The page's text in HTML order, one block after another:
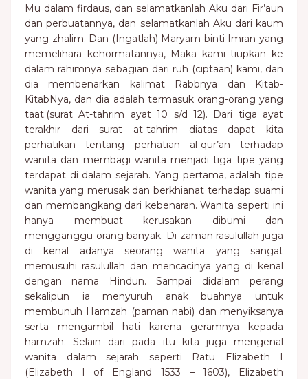
Mu dalam firdaus, dan selamatkanlah Aku dari Fir’aun
dan perbuatannya, dan selamatkanlah Aku dari kaum
yang zhalim. Dan (Ingatlah) Maryam binti Imran yang
memelihara kehormatannya, Maka kami tiupkan ke
dalam rahimnya sebagian dari ruh (ciptaan) kami, dan
dia membenarkan kalimat Rabbnya dan Kitab-
KitabNya, dan dia adalah termasuk orang-orang yang
taat.(surat At-tahrim ayat 10 s/d 12). Dari tiga ayat
terakhir dari surat at-tahrim diatas dapat kita
perhatikan tentang perhatian al-qur’an terhadap
wanita dan membagi wanita menjadi tiga tipe yang
terdapat di dalam sejarah. Yang pertama, adalah tipe
wanita yang merusak dan berkhianat terhadap suami
dan membangkang dari kebenaran. Wanita seperti ini
hanya membuat kerusakan dibumi dan
mengganggu orang banyak. Di zaman rasulullah juga
di kenal adanya seorang wanita yang sangat
memusuhi rasulullah dan mencacinya yang di kenal
dengan nama Hindun. Sampai didalam perang
sekalipun ia menyuruh anak buahnya untuk
membunuh Hamzah (paman nabi) dan menyiksanya
serta mengambil hati karena geramnya kepada
hamzah. Selain dari pada itu kita juga mengenal
wanita dalam sejarah seperti Ratu Elizabeth I
(Elizabeth I of England 1533 – 1603), Elizabeth